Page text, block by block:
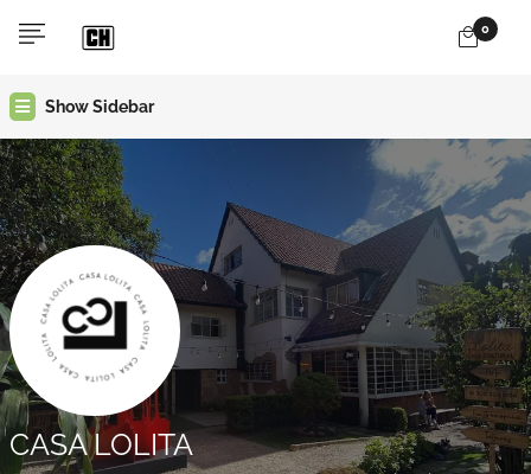
0
Show Sidebar
CASA LOLITA